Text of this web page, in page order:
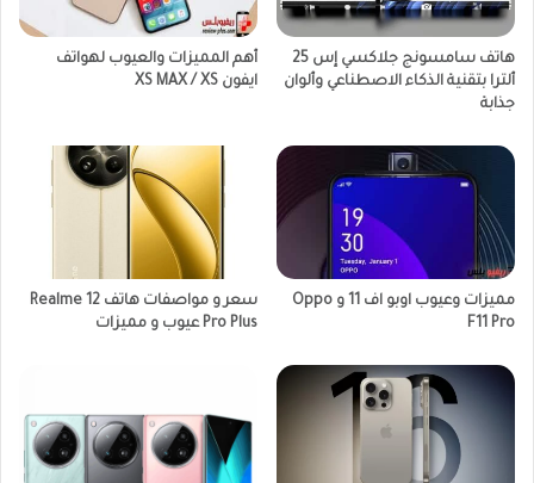
هاتف سامسونج جلاكسي إس 25
ألترا بتقنية الذكاء الاصطناعي وألوان
جذابة
أهم المميزات والعيوب لهواتف
ايفون XS MAX / XS
مميزات وعيوب اوبو اف 11 و Oppo
F11 Pro
سعر و مواصفات هاتف Realme 12
Pro Plus عيوب و مميزات